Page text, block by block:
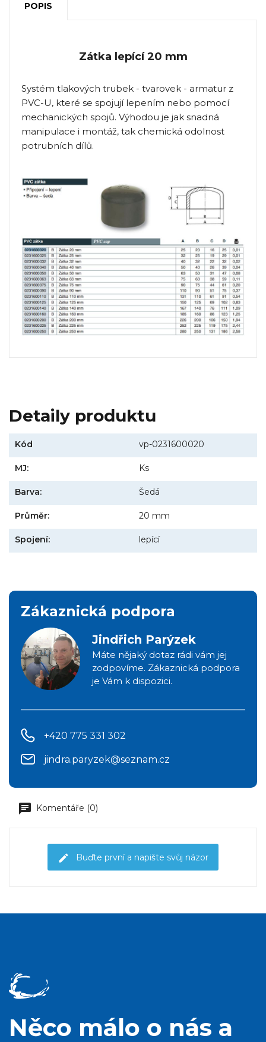
POPIS
Zátka lepící 20 mm
Systém tlakových trubek - tvarovek - armatur z
PVC-U, které se spojují lepením nebo pomocí
mechanických spojů. Výhodou je jak snadná
manipulace i montáž, tak chemická odolnost
potrubních dílů.
Detaily produktu
Kód vp-0231600020
MJ: Ks
Barva: Šedá
Průměr: 20 mm
Spojení: lepící
Zákaznická podpora
Jindřich Parýzek
Máte nějaký dotaz rádi vám jej
zodpovíme. Zákaznická podpora
je Vám k dispozici.
+420 775 331 302
jindra.paryzek@seznam.cz
Komentáře (0)
Buďte první a napište svůj názor
Něco málo o nás a